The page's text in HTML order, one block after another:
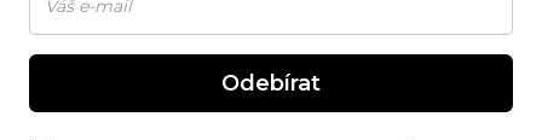
Odebírat